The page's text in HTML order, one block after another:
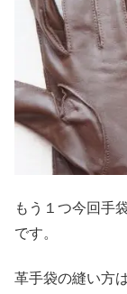
もう１つ今回手
です。
革手袋の縫い方